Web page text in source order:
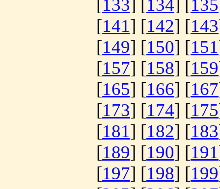
[133] [134] [135
[141] [142] [143
[149] [150] [151
[157] [158] [159
[165] [166] [167
[173] [174] [175
[181] [182] [183
[189] [190] [191
[197] [198] [199